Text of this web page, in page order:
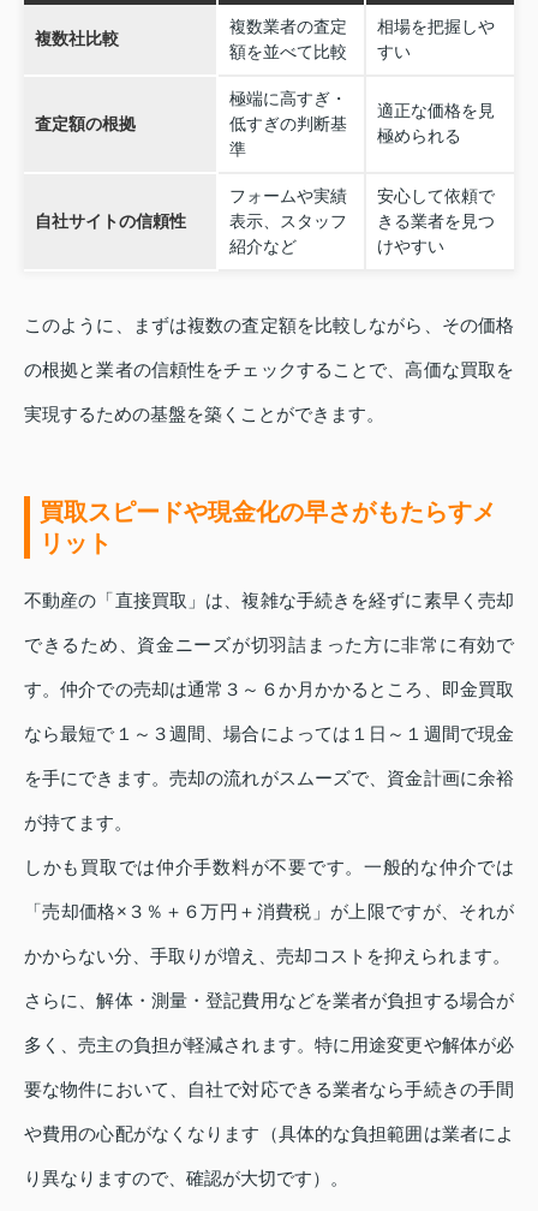
複数社比較
複数業者の査定
額を並べて比較
相場を把握しや
すい
査定額の根拠
極端に高すぎ・
低すぎの判断基
準
適正な価格を見
極められる
自社サイトの信頼性
フォームや実績
表示、スタッフ
紹介など
安心して依頼で
きる業者を見つ
けやすい
このように、まずは複数の査定額を比較しながら、その価格
の根拠と業者の信頼性をチェックすることで、高価な買取を
実現するための基盤を築くことができます。
買取スピードや現金化の早さがもたらすメ
リット
不動産の「直接買取」は、複雑な手続きを経ずに素早く売却
できるため、資金ニーズが切羽詰まった方に非常に有効で
す。仲介での売却は通常３～６か月かかるところ、即金買取
なら最短で１～３週間、場合によっては１日～１週間で現金
を手にできます。売却の流れがスムーズで、資金計画に余裕
が持てます。
しかも買取では仲介手数料が不要です。一般的な仲介では
「売却価格×３％＋６万円＋消費税」が上限ですが、それが
かからない分、手取りが増え、売却コストを抑えられます。
さらに、解体・測量・登記費用などを業者が負担する場合が
多く、売主の負担が軽減されます。特に用途変更や解体が必
要な物件において、自社で対応できる業者なら手続きの手間
や費用の心配がなくなります（具体的な負担範囲は業者によ
り異なりますので、確認が大切です）。